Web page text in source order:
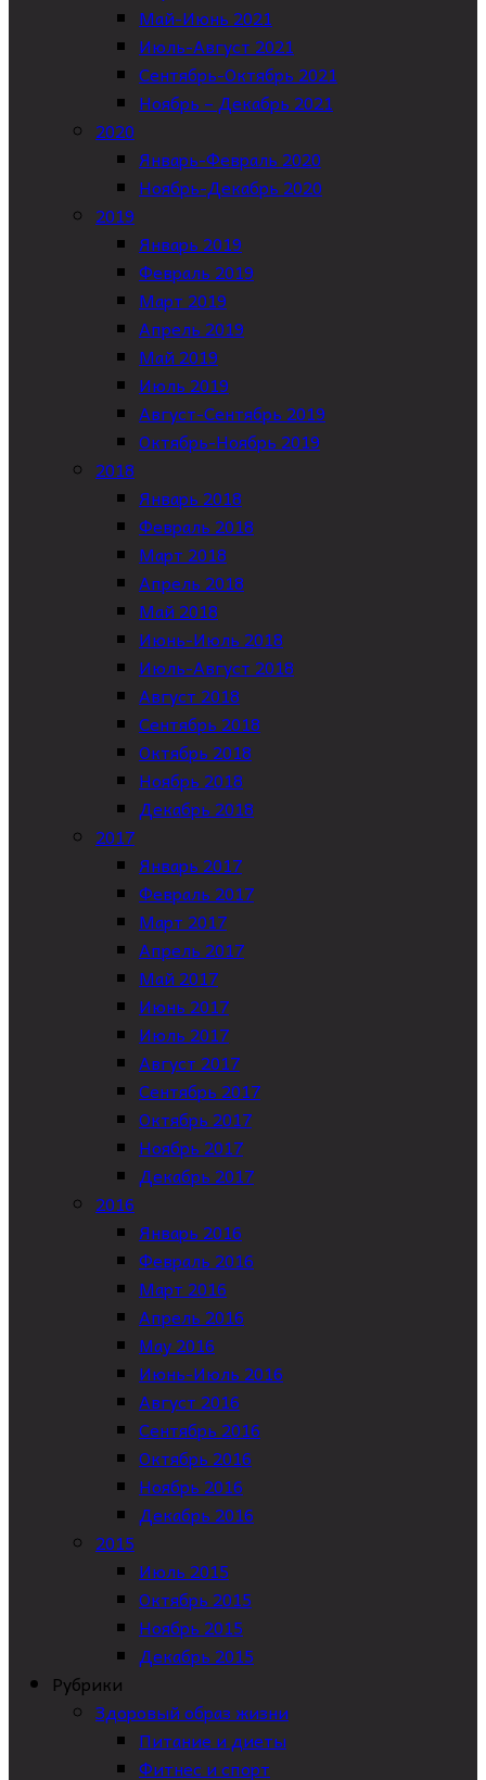
Май-Июнь 2021
Июль-Август 2021
Сентябрь-Октябрь 2021
Ноябрь – Декабрь 2021
2020
Январь-Февраль 2020
Ноябрь-Декабрь 2020
2019
Январь 2019
Февраль 2019
Март 2019
Апрель 2019
Май 2019
Июль 2019
Август-Сентябрь 2019
Октябрь-Ноябрь 2019
2018
Январь 2018
Февраль 2018
Март 2018
Апрель 2018
Май 2018
Июнь-Июль 2018
Июль-Август 2018
Август 2018
Сентябрь 2018
Октябрь 2018
Ноябрь 2018
Декабрь 2018
2017
Январь 2017
Февраль 2017
Март 2017
Апрель 2017
Май 2017
Июнь 2017
Июль 2017
Август 2017
Сентябрь 2017
Октябрь 2017
Ноябрь 2017
Декабрь 2017
2016
Январь 2016
Февраль 2016
Март 2016
Апрель 2016
May 2016
Июнь-Июль 2016
Август 2016
Сентябрь 2016
Октябрь 2016
Ноябрь 2016
Декабрь 2016
2015
Июль 2015
Октябрь 2015
Ноябрь 2015
Декабрь 2015
Рубрики
Здоровый образ жизни
Питание и диеты
Фитнес и спорт